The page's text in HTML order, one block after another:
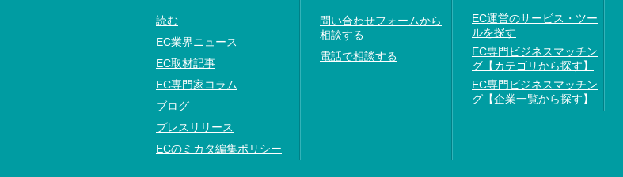
読む
EC業界ニュース
EC取材記事
EC専門家コラム
ブログ
プレスリリース
ECのミカタ編集ポリシー
問い合わせフォームから
相談する
電話で相談する
EC運営のサービス・ツー
ルを探す
EC専門ビジネスマッチン
グ【カテゴリから探す】
EC専門ビジネスマッチン
グ【企業一覧から探す】